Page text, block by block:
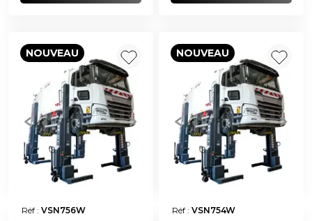
NOUVEAU
Réf : VSN756W
NOUVEAU
Réf : VSN754W